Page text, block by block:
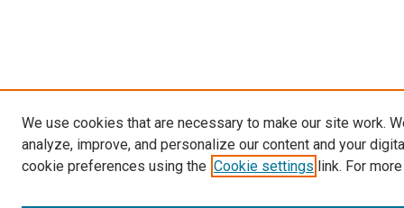
We use cookies that are necessary to make our site work.
analyze, improve, and personalize our content and your
cookie preferences using the Cookie settings link. For